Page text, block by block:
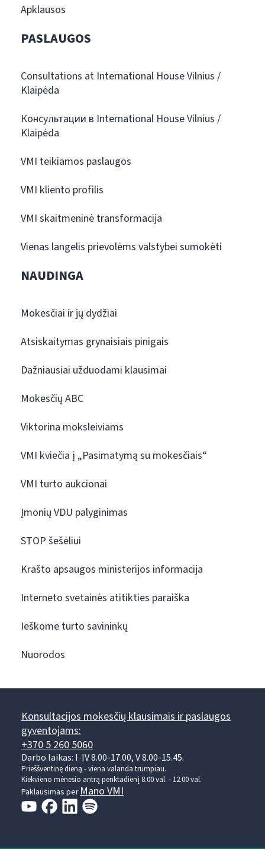
Apklausos
PASLAUGOS
Consultations at International House Vilnius /
Klaipėda
Консультации в International House Vilnius /
Klaipėda
VMI teikiamos paslaugos
VMI kliento profilis
VMI skaitmeninė transformacija
Vienas langelis prievolėms valstybei sumokėti
NAUDINGA
Mokesčiai ir jų dydžiai
Atsiskaitymas grynaisiais pinigais
Dažniausiai užduodami klausimai
Mokesčių ABC
Viktorina moksleiviams
VMI kviečia į „Pasimatymą su mokesčiais“
VMI turto aukcionai
Įmonių VDU palyginimas
STOP šešėliui
Krašto apsaugos ministerijos informacija
Interneto svetainės atitikties paraiška
Ieškome turto savininkų
Nuorodos
Konsultacijos mokesčių klausimais ir paslaugos
gyventojams:
+370 5 260 5060
Darbo laikas: I-IV 8.00-17.00, V 8.00-15.45.
Prieššventinę dieną - viena valanda trumpiau.
Kiekvieno mėnesio antrą penktadienį 8.00 val. - 12.00 val.
Paklausimas per Mano VMI